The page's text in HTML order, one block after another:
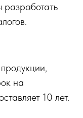
разработать
на
10 лет.